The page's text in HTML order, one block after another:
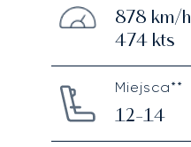
878 km/h
474kts
Miejsca**
12-14